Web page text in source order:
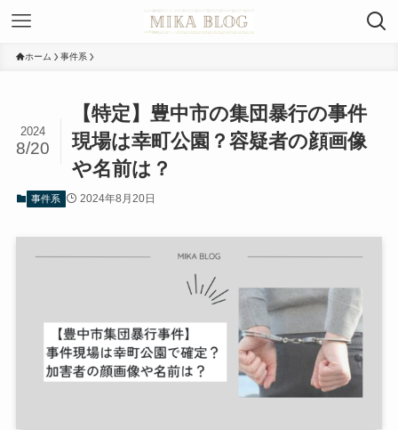
ホーム 事件系
【特定】豊中市の集団暴行の事件
現場は幸町公園？容疑者の顔画像
や名前は？
2024
8/20
事件系 2024年8月20日